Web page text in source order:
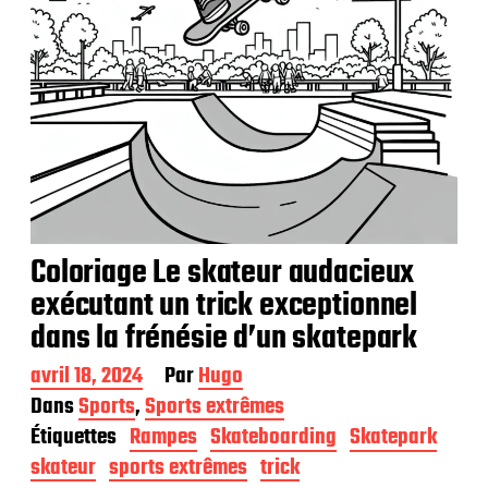
Coloriage Le skateur audacieux
exécutant un trick exceptionnel
dans la frénésie d’un skatepark
D
a
t
e
d
avril 18, 2024 ParHugo
DansSports,Sports extrêmes
Étiquettes Rampes Skateboarding Skatepark
skateur sports extrêmes trick